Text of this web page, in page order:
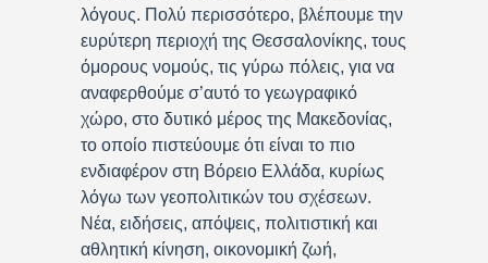
λόγους. Πολύ περισσότερο, βλέπουμε την
ευρύτερη περιοχή της Θεσσαλονίκης, τους
όμορους νομούς, τις γύρω πόλεις, για να
αναφερθούμε σ’αυτό το γεωγραφικό
χώρο, στο δυτικό μέρος της Μακεδονίας,
το οποίο πιστεύουμε ότι είναι το πιο
ενδιαφέρον στη Βόρειο Ελλάδα, κυρίως
λόγω των γεοπολιτικών του σχέσεων.
Νέα, ειδήσεις, απόψεις, πολιτιστική και
αθλητική κίνηση, οικονομική ζωή,